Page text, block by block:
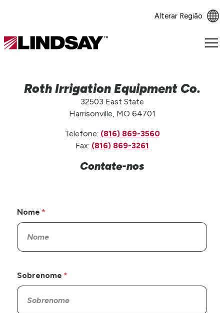
Alterar Região
Lindsay.
Roth Irrigation Equipment Co.
32503 East State
Harrisonville, MO 64701
Telefone: (816) 869-3560
Fax: (816) 869-3261
Contate-nos
Nome
Sobrenome